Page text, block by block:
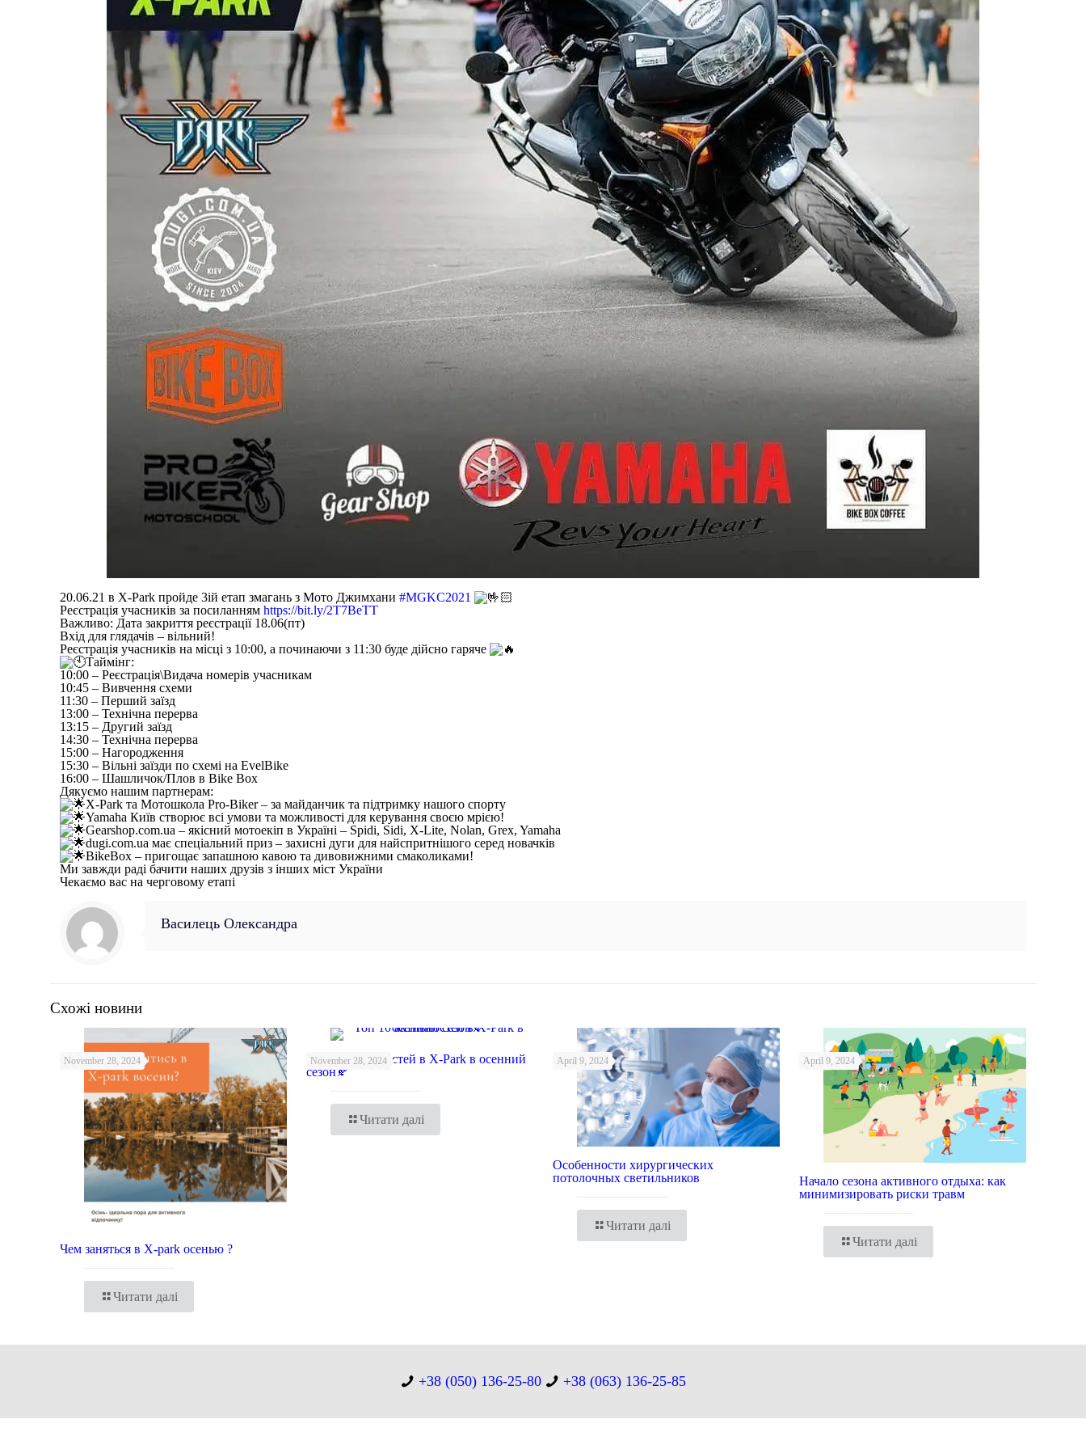
20.06.21 в X-Park пройде 3ій етап змагань з Мото Джимхани#MGKC2021
Реєстрація учасників за посиланнямhttps://bit.ly/2T7BeTT
Важливо: Дата закриття реєстрації 18.06(пт)
Вхід для глядачів – вільний!
Реєстрація учасників на місці з 10:00, а починаючи з 11:30 буде дійсно гаряче
Таймінг:
10:00 – Реєстрація\Видача номерів учасникам
10:45 – Вивчення схеми
11:30 – Перший заїзд
13:00 – Технічна перерва
13:15 – Другий заїзд
14:30 – Технічна перерва
15:00 – Нагородження
15:30 – Вільні заїзди по схемі на EvelBike
16:00 – Шашличок/Плов в Bike Box
Дякуємо нашим партнерам:
X-Park та Мотошкола Pro-Biker – за майданчик та підтримку нашого спорту
Yamaha Київ створює всі умови та можливості для керування своєю мрією!
Gearshop.com.ua – якісний мотоекіп в Україні – Spidi, Sidi, X-Lite, Nolan, Grex, Yamaha
dugi.com.ua має спеціальний приз – захисні дуги для найспритнішого серед новачків
BikeBox – пригощає запашною кавою та дивовижними смаколиками!
Ми завжди раді бачити наших друзів з інших міст України
Чекаємо вас на черговому етапі
Василець Олександра
Схожі новини
November 28, 2024
Чем заняться в X-park осенью ?
Читати далі
November 28, 2024
Топ 10 активностей в X-Park в осенний
сезон🍂
Читати далі
April 9, 2024
Особенности хирургических
потолочных светильников
Читати далі
April 9, 2024
Начало сезона активного отдыха: как
минимизировать риски травм
Читати далі
+38 (050) 136-25-80 +38 (063) 136-25-85